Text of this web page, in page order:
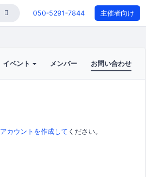
050-5291-7844 主催者向け
イベント メンバー お問い合わせ
アカウントを作成して ください。